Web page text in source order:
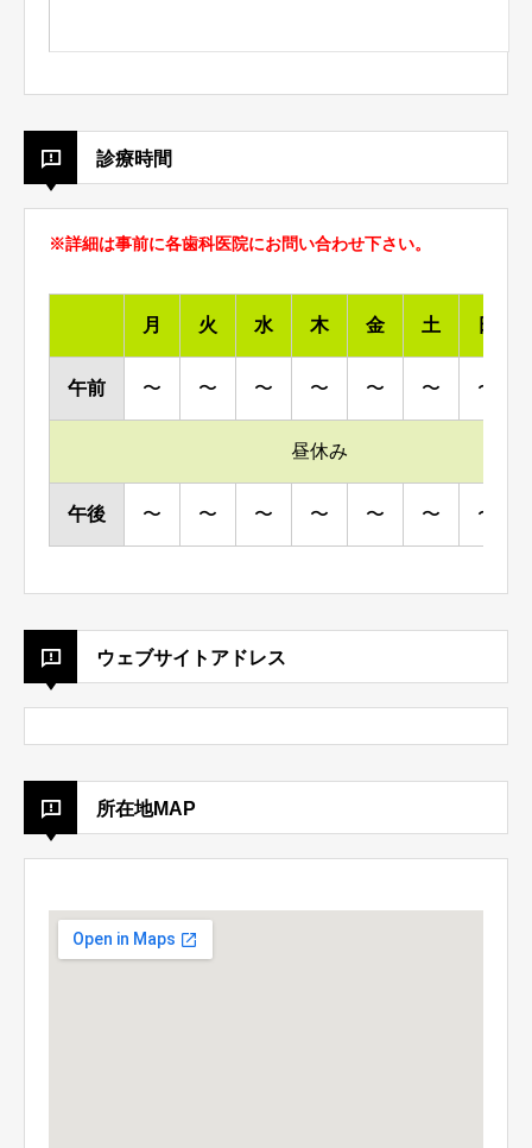
診療時間
※詳細は事前に各歯科医院にお問い合わせ下さい。
月 火 水 木 金 土 日
午前 〜 〜 〜 〜 〜 〜 〜
昼休み
午後 〜 〜 〜 〜 〜 〜 〜
ウェブサイトアドレス
所在地MAP